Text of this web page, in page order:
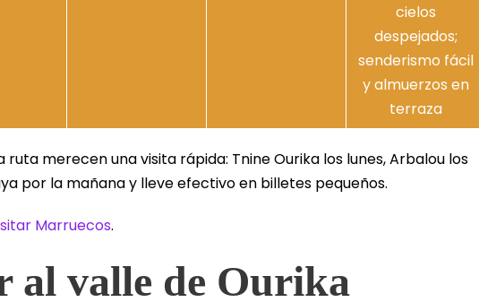
cielos
despejados;
senderismo fácil
y almuerzos en
terraza
ruta merecen una visita rápida: Tnine Ourika los lunes, Arbalou los
por la mañana y lleve efectivo en billetes pequeños.
Marruecos.
al valle de Ourika